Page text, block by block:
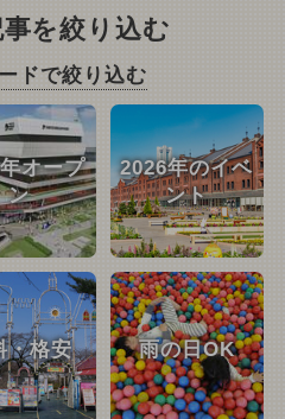
を絞り込む
ドで絞り込む
オープ
ン
2026年のイベ
ント
・格安 雨の日OK